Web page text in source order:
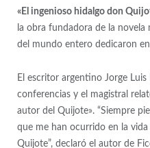
«El ingenioso hidalgo don
la obra fundadora de la novela
del mundo entero dedicaron
El escritor argentino Jorge Luis
conferencias y el magistral
autor del Quijote». “Siempre
que me han ocurrido en la
Quijote”, declaró el autor de